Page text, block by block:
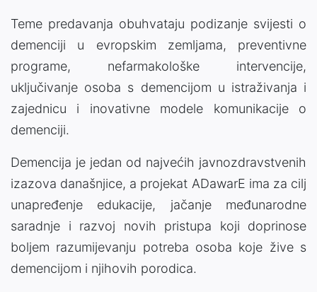
Teme predavanja obuhvataju podizanje svijesti o
demenciji u evropskim zemljama, preventivne
programe, nefarmakološke intervencije,
uključivanje osoba s demencijom u istraživanja i
zajednicu i inovativne modele komunikacije o
demenciji.
Demencija je jedan od najvećih javnozdravstvenih
izazova današnjice, a projekat ADawarE ima za cilj
unapređenje edukacije, jačanje međunarodne
saradnje i razvoj novih pristupa koji doprinose
boljem razumijevanju potreba osoba koje žive s
demencijom i njihovih porodica.